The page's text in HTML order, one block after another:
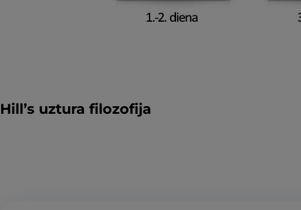
Hill’s uztura filozofija